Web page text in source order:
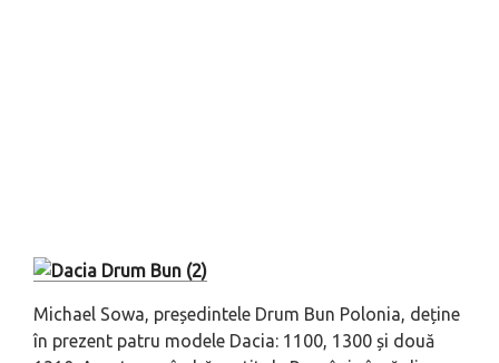
Michael Sowa, președintele Drum Bun Polonia, deține
în prezent patru modele Dacia: 1100, 1300 și două